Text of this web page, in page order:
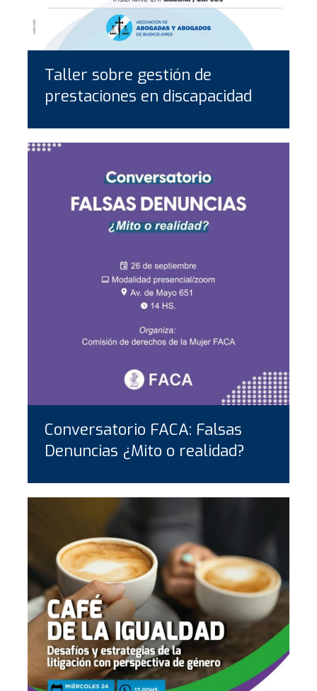
Taller sobre gestión de
prestaciones en discapacidad
Conversatorio FACA: Falsas
Denuncias ¿Mito o realidad?